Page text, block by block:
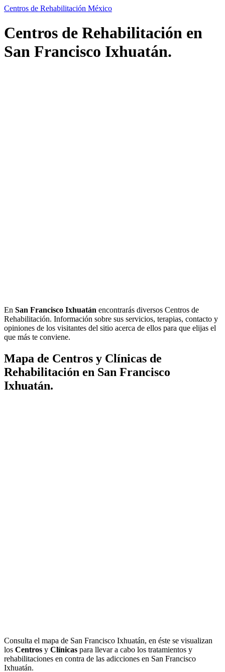
Centros de Rehabilitación México
Centros de Rehabilitación en
San Francisco Ixhuatán.
En San Francisco Ixhuatán encontrarás diversos Centros de
Rehabilitación. Información sobre sus servicios, terapias, contacto y
opiniones de los visitantes del sitio acerca de ellos para que elijas el
que más te conviene.
Mapa de Centros y Clínicas de
Rehabilitación en San Francisco
Ixhuatán.
Consulta el mapa de San Francisco Ixhuatán, en éste se visualizan
los Centros y Clínicas para llevar a cabo los tratamientos y
rehabilitaciones en contra de las adicciones en San Francisco
Ixhuatán.